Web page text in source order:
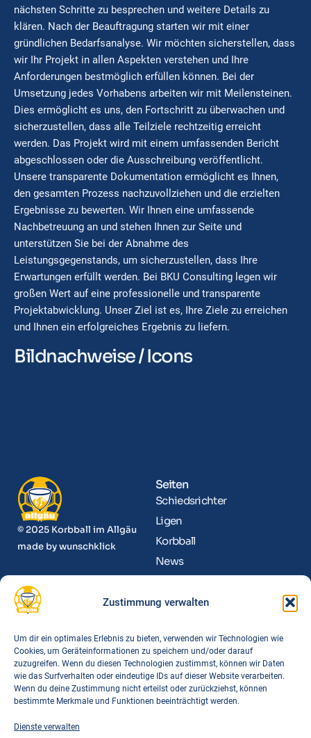
Zustimmung verwalten
Um dir ein optimales Erlebnis zu bieten, verwenden wir Technologien wie
Cookies, um Geräteinformationen zu speichern und/oder darauf
zuzugreifen. Wenn du diesen Technologien zustimmst, können wir Daten
wie das Surfverhalten oder eindeutige IDs auf dieser Website verarbeiten.
Wenn du deine Zustimmung nicht erteilst oder zurückziehst, können
bestimmte Merkmale und Funktionen beeinträchtigt werden.
Dienste verwalten
nächsten Schritte zu besprechen und weitere Details zu
klären. Nach der Beauftragung starten wir mit einer
gründlichen Bedarfsanalyse. Wir möchten sicherstellen, dass
wir Ihr Projekt in allen Aspekten verstehen und Ihre
Anforderungen bestmöglich erfüllen können. Bei der
Umsetzung jedes Vorhabens arbeiten wir mit Meilensteinen.
Dies ermöglicht es uns, den Fortschritt zu überwachen und
sicherzustellen, dass alle Teilziele rechtzeitig erreicht
werden. Das Projekt wird mit einem umfassenden Bericht
abgeschlossen oder die Ausschreibung veröffentlicht.
Unsere transparente Dokumentation ermöglicht es Ihnen,
den gesamten Prozess nachzuvollziehen und die erzielten
Ergebnisse zu bewerten. Wir Ihnen eine umfassende
Nachbetreuung an und stehen Ihnen zur Seite und
unterstützen Sie bei der Abnahme des
Leistungsgegenstands, um sicherzustellen, dass Ihre
Erwartungen erfüllt werden. Bei BKU Consulting legen wir
großen Wert auf eine professionelle und transparente
Projektabwicklung. Unser Ziel ist es, Ihre Ziele zu erreichen
und Ihnen ein erfolgreiches Ergebnis zu liefern.
Bildnachweise / Icons
© 2025 Korbball im Allgäu
made bywunschklick
Seiten
Schiedsrichter
Ligen
Korbball
News
Funktionäre
Spielorte
Downloads
FAQs